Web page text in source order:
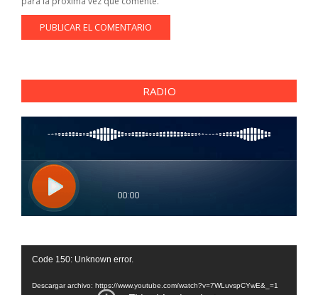
RADIO
Reproductor
vídeo
Code 150: Unknown error.
Descargar archivo: https://www.youtube.com/watch?v=7WLuvspCYwE&_=1